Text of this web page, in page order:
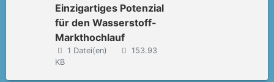
Einzigartiges Potenzial
für den Wasserstoff-
Markthochlauf
1 Datei(en)
153.93
KB